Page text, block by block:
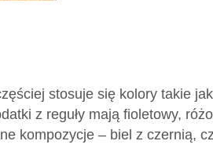
stosuje się kolory takie
z reguły mają fioletowy,
kompozycje – biel z czernią,